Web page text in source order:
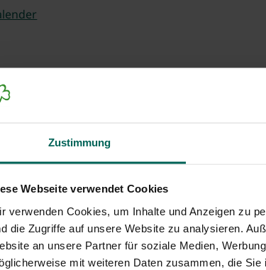
Zustimmung
Webseite verwendet Cookies
verwenden Cookies, um Inhalte und Anzeigen zu
die Zugriffe auf unsere Website zu analysieren.
an unsere Partner für soziale Medien,
mit weiteren Daten zusammen, die
Kulissen